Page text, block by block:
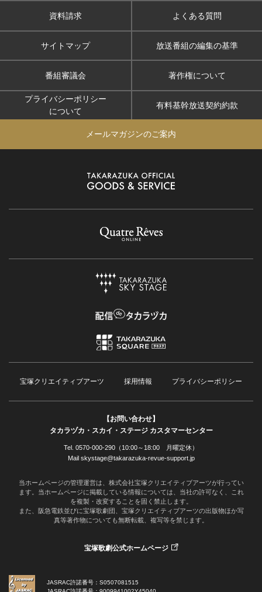
資料請求 よくある質問
サイトマップ 放送番組の編集の基準
番組審議会 著作権について
プライバシーポリシー
について
有料基幹放送契約約款
メールマガジンのご案内
宝塚クリエイティブアーツ 採用情報 プライバシーポリシー
【お問い合わせ】
タカラヅカ・スカイ・ステージ カスタマーセンター
Tel. 0570-000-290（10:00～18:00 月曜定休）
Mail skystage@takarazuka-revue-support.jp
当ホームページの管理運営は、株式会社宝塚クリエイティブアーツが行ってい
ます。当ホームページに掲載している情報については、当社の許可なく、これ
を複製・改変することを固く禁止します。
また、阪急電鉄並びに宝塚歌劇団、宝塚クリエイティブアーツの出版物ほか写
真等著作物についても無断転載、複写等を禁じます。
宝塚歌劇公式ホームページ
JASRAC許諾番号：S0507081515